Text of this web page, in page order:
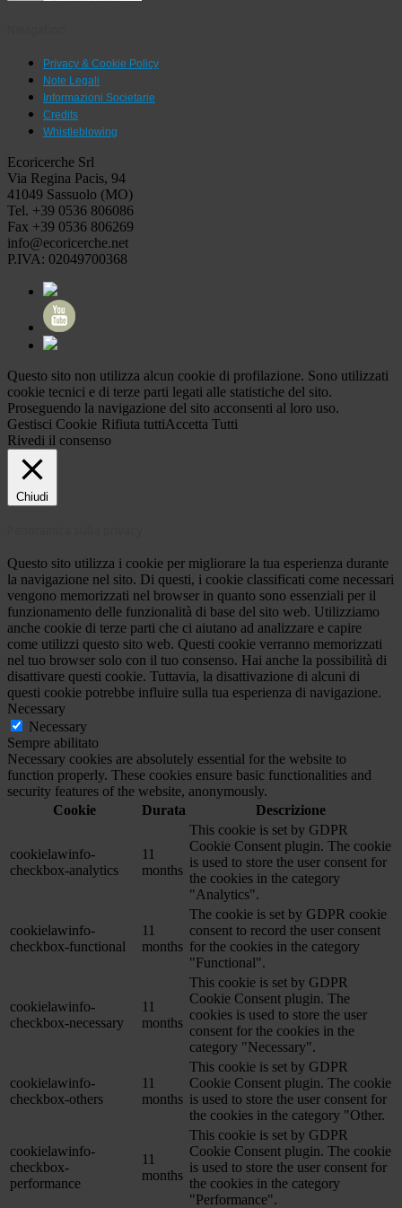
Privacy & Cookie Policy
Note Legali
Informazioni Societarie
Credits
Whistleblowing
Ecoricerche Srl
Via Regina Pacis, 94
41049 Sassuolo (MO)
Tel. +39 0536 806086
Fax +39 0536 806269
info@ecoricerche.net
P.IVA: 02049700368
Questo sito non utilizza alcun cookie di profilazione. Sono utilizzati
cookie tecnici e di terze parti legati alle statistiche del sito.
Proseguendo la navigazione del sito acconsenti al loro uso.
Gestisci Cookie Rifiuta tuttiAccetta Tutti
Rivedi il consenso
Chiudi
Questo sito utilizza i cookie per migliorare la tua esperienza durante
la navigazione nel sito. Di questi, i cookie classificati come necessari
vengono memorizzati nel browser in quanto sono essenziali per il
funzionamento delle funzionalità di base del sito web. Utilizziamo
anche cookie di terze parti che ci aiutano ad analizzare e capire
come utilizzi questo sito web. Questi cookie verranno memorizzati
nel tuo browser solo con il tuo consenso. Hai anche la possibilità di
disattivare questi cookie. Tuttavia, la disattivazione di alcuni di
questi cookie potrebbe influire sulla tua esperienza di navigazione.
Necessary
Necessary
Sempre abilitato
Necessary cookies are absolutely essential for the website to
function properly. These cookies ensure basic functionalities and
security features of the website, anonymously.
Cookie
Durata Descrizione
cookielawinfo-
checkbox-analytics
11
months
This cookie is set by GDPR
Cookie Consent plugin. The cookie
is used to store the user consent for
the cookies in the category
"Analytics".
cookielawinfo-
checkbox-functional
11
months
The cookie is set by GDPR cookie
consent to record the user consent
for the cookies in the category
"Functional".
cookielawinfo-
checkbox-necessary
11
months
This cookie is set by GDPR
Cookie Consent plugin. The
cookies is used to store the user
consent for the cookies in the
category "Necessary".
cookielawinfo-
checkbox-others
11
months
This cookie is set by GDPR
Cookie Consent plugin. The cookie
is used to store the user consent for
the cookies in the category "Other.
cookielawinfo-
checkbox-
performance
11
months
This cookie is set by GDPR
Cookie Consent plugin. The cookie
is used to store the user consent for
the cookies in the category
"Performance".